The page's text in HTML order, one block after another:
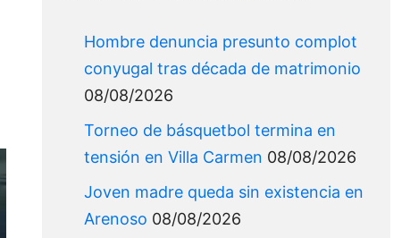
Hombre denuncia presunto complot
conyugal tras década de matrimonio
08/08/2026
Torneo de básquetbol termina en
tensión en Villa Carmen 08/08/2026
Joven madre queda sin existencia en
Arenoso 08/08/2026